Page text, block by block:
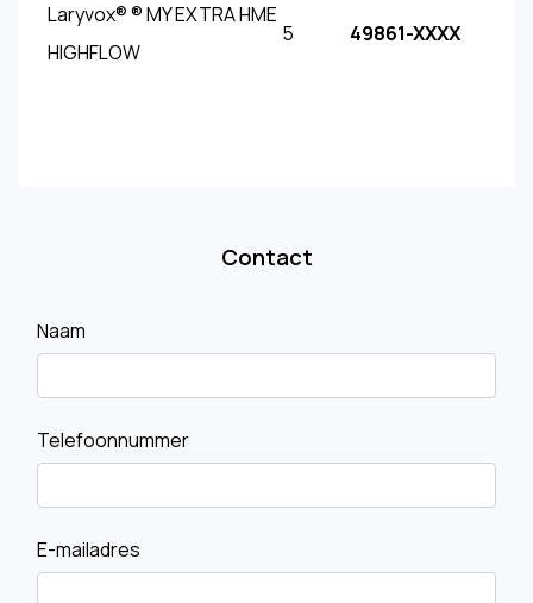
Laryvox® ® MY EXTRA HME
HIGHFLOW
5 49861-XXXX
Contact
Naam
Telefoonnummer
E-mailadres